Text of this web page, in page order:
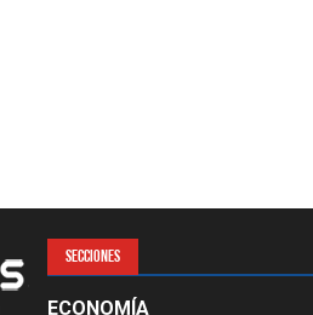
SECCIONES
ECONOMÍA